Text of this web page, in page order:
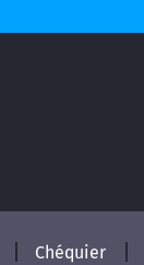
Chéquier